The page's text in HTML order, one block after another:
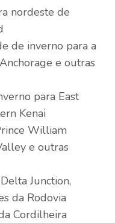
nordeste de
de inverno para a
e outras
para East
Kenai
William
e outras
Junction,
da Rodovia
Cordilheira